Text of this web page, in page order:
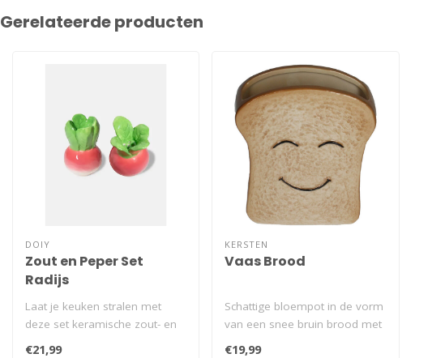
Gerelateerde producten
DOIY
Zout en Peper Set
Radijs
Laat je keuken stralen met
deze set keramische zout- en
€21,99
KERSTEN
Vaas Brood
Schattige bloempot in de vorm
van een snee bruin brood met
€19,99